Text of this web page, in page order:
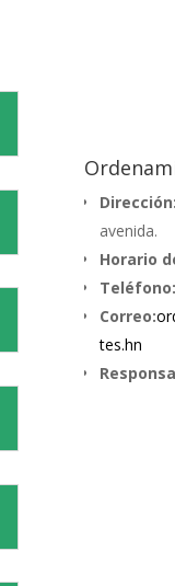
Dirección:
avenida.
Horario
Teléfono:
Correo:
tes.hn